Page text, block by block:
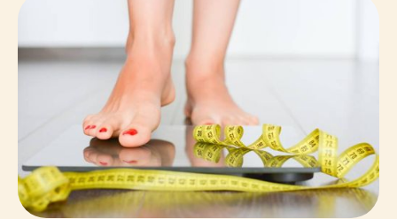
appliquer un régime rapide adapté à vos besoins,
sans mettre votre corps en difficulté.